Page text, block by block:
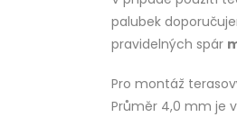
palubek
pravidelných spár
Pro montáž
Průměr 4,0 mm je